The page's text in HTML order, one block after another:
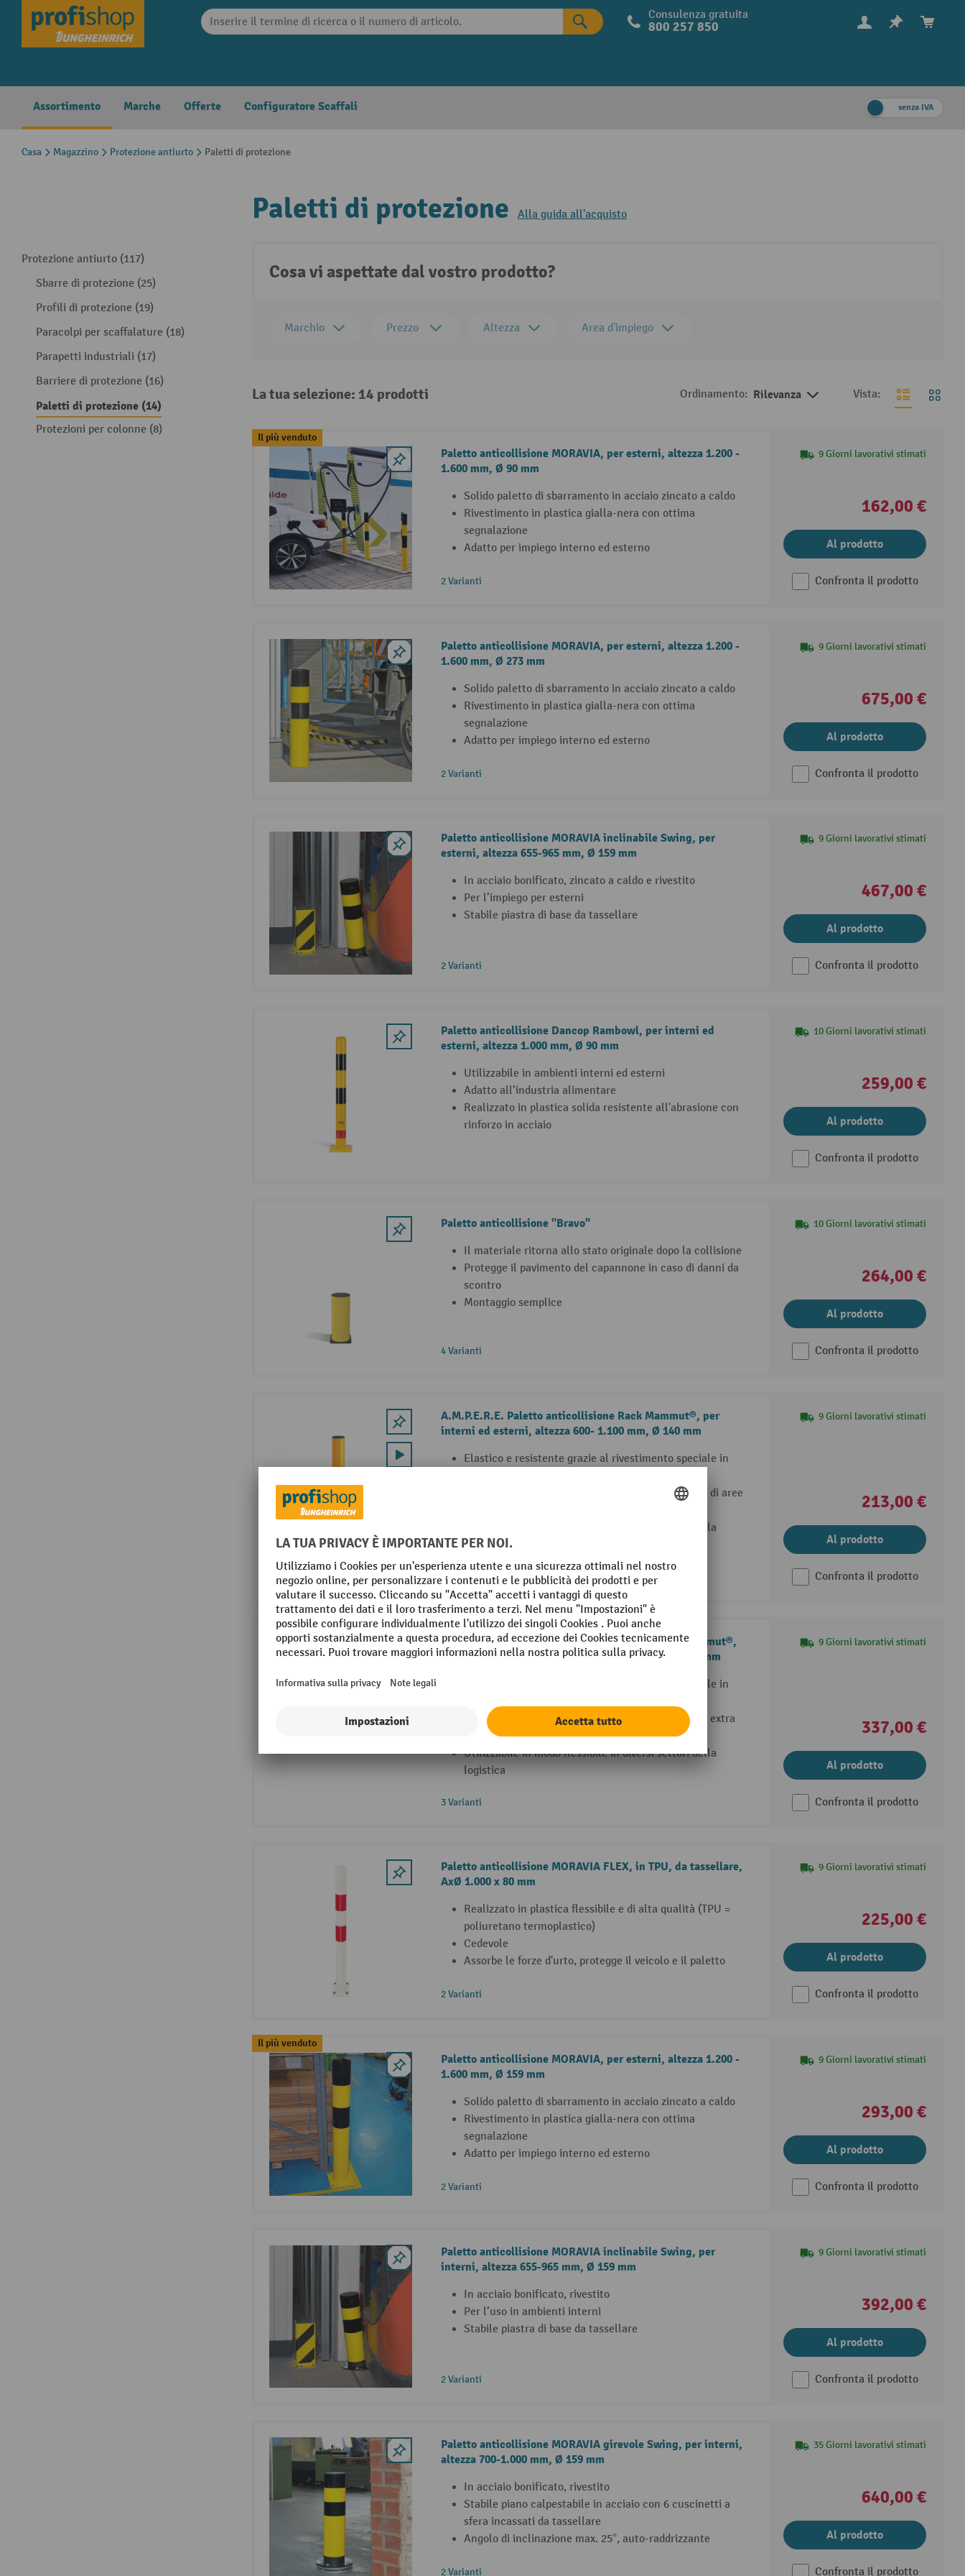
Skip to main navigation Consulenza gratuita
800 257 850
Assortimento Marche Offerte Configuratore Scaffali senza IVA
Casa Magazzino Protezione antiurto Paletti di protezione
Protezione antiurto (117)
Sbarre di protezione (25)
Profili di protezione (19)
Paracolpi per scaffalature (18)
Parapetti industriali (17)
Barriere di protezione (16)
Paletti di protezione (14)
Protezioni per colonne (8)
Paletti di protezione Alla guida all'acquisto
Cosa vi aspettate dal vostro prodotto?
Marchio Prezzo Altezza Area d'impiego
La tua selezione: 14 prodotti Ordinamento: Rilevanza Vista:
Il più venduto
Paletto anticollisione MORAVIA, per esterni, altezza 1.200 -
1.600 mm, Ø 90 mm
Solido paletto di sbarramento in acciaio zincato a caldo
Rivestimento in plastica gialla-nera con ottima
segnalazione
Adatto per impiego interno ed esterno
2 Varianti
9 Giorni lavorativi stimati
162,00 €
Al prodotto
Confronta il prodotto
Paletto anticollisione MORAVIA, per esterni, altezza 1.200 -
1.600 mm, Ø 273 mm
Solido paletto di sbarramento in acciaio zincato a caldo
Rivestimento in plastica gialla-nera con ottima
segnalazione
Adatto per impiego interno ed esterno
2 Varianti
9 Giorni lavorativi stimati
675,00 €
Al prodotto
Confronta il prodotto
Paletto anticollisione MORAVIA inclinabile Swing, per
esterni, altezza 655-965 mm, Ø 159 mm
In acciaio bonificato, zincato a caldo e rivestito
Per l’impiego per esterni
Stabile piastra di base da tassellare
2 Varianti
9 Giorni lavorativi stimati
467,00 €
Al prodotto
Confronta il prodotto
Paletto anticollisione Dancop Rambowl, per interni ed
esterni, altezza 1.000 mm, Ø 90 mm
Utilizzabile in ambienti interni ed esterni
Adatto all’industria alimentare
Realizzato in plastica solida resistente all'abrasione con
rinforzo in acciaio
10 Giorni lavorativi stimati
259,00 €
Al prodotto
Confronta il prodotto
Paletto anticollisione "Bravo"
Il materiale ritorna allo stato originale dopo la collisione
Protegge il pavimento del capannone in caso di danni da
scontro
Montaggio semplice
4 Varianti
10 Giorni lavorativi stimati
264,00 €
Al prodotto
Confronta il prodotto
A.M.P.E.R.E. Paletto anticollisione Rack Mammut®, per
interni ed esterni, altezza 600- 1.100 mm, Ø 140 mm
Elastico e resistente grazie al rivestimento speciale in
Ideale per la segnalazione e la messa in sicurezza di aree
Utilizzabile in modo flessibile in diversi settori della
logistica
3 Varianti
9 Giorni lavorativi stimati
213,00 €
Al prodotto
Confronta il prodotto
A.M.P.E.R.E. Paletto anticollisione Strong Rack Mammut®,
per interni ed esterni, altezza 600- 1.100 mm, Ø 200 mm
Elastico e resistente grazie al rivestimento speciale in
Design speciale: ammortizzazione e smorzamento extra
degli urti grazie agli anelli esterni mobili
Utilizzabile in modo flessibile in diversi settori della
logistica
3 Varianti
9 Giorni lavorativi stimati
337,00 €
Al prodotto
Confronta il prodotto
Paletto anticollisione MORAVIA FLEX, in TPU, da tassellare,
AxØ 1.000 x 80 mm
Realizzato in plastica flessibile e di alta qualità (TPU =
poliuretano termoplastico)
Cedevole
Assorbe le forze d'urto, protegge il veicolo e il paletto
2 Varianti
9 Giorni lavorativi stimati
225,00 €
Al prodotto
Confronta il prodotto
Il più venduto
Paletto anticollisione MORAVIA, per esterni, altezza 1.200 -
1.600 mm, Ø 159 mm
Solido paletto di sbarramento in acciaio zincato a caldo
Rivestimento in plastica gialla-nera con ottima
segnalazione
Adatto per impiego interno ed esterno
2 Varianti
9 Giorni lavorativi stimati
293,00 €
Al prodotto
Confronta il prodotto
Paletto anticollisione MORAVIA inclinabile Swing, per
interni, altezza 655-965 mm, Ø 159 mm
In acciaio bonificato, rivestito
Per l’uso in ambienti interni
Stabile piastra di base da tassellare
2 Varianti
9 Giorni lavorativi stimati
392,00 €
Al prodotto
Confronta il prodotto
Paletto anticollisione MORAVIA girevole Swing, per interni,
altezza 700-1.000 mm, Ø 159 mm
In acciaio bonificato, rivestito
Stabile piano calpestabile in acciaio con 6 cuscinetti a
sfera incassati da tassellare
Angolo di inclinazione max. 25°, auto-raddrizzante
2 Varianti
35 Giorni lavorativi stimati
640,00 €
Al prodotto
Confronta il prodotto